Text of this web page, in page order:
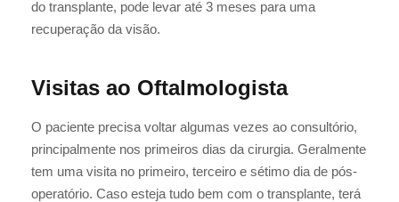
do transplante, pode levar até 3 meses para uma
recuperação da visão.
Visitas ao Oftalmologista
O paciente precisa voltar algumas vezes ao consultório,
principalmente nos primeiros dias da cirurgia. Geralmente
tem uma visita no primeiro, terceiro e sétimo dia de pós-
operatório. Caso esteja tudo bem com o transplante, terá